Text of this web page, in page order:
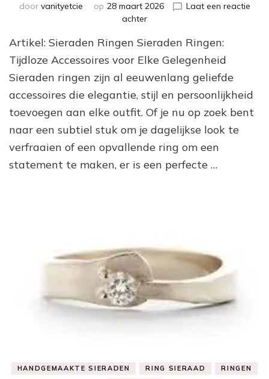
door vanityetcie op 28 maart 2026
Laat een reactie
achterop
Elegantie:
Sieraden
als
Pronkstukken
Artikel: Sieraden Ringen Sieraden Ringen:
Tijdloze Accessoires voor Elke Gelegenheid
Sieraden ringen zijn al eeuwenlang geliefde
accessoires die elegantie, stijl en persoonlijkheid
toevoegen aan elke outfit. Of je nu op zoek bent
naar een subtiel stuk om je dagelijkse look te
verfraaien of een opvallende ring om een
statement te maken, er is een perfecte …
HANDGEMAAKTE SIERADEN RING SIERAAD
RINGEN